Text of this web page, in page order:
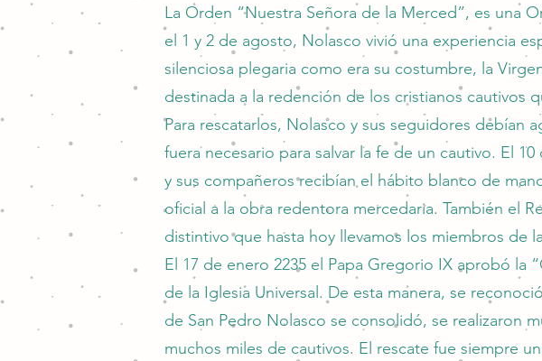
La Orden “Nuestra Señora de la Merced”, es una
el 1 y 2 de agosto, Nolasco vivió una experiencia
silenciosa plegaria como era su costumbre, la
destinada a la redención de los cristianos cautivos
Para rescatarlos, Nolasco y sus seguidores debían
fuera necesario para salvar la fe de un cautivo. El
y sus compañeros recibían el hábito blanco de
oficial a la obra redentora mercedaria. También el
distintivo que hasta hoy llevamos los miembros de
El 17 de enero 2235 el Papa Gregorio IX aprobó la
de la Iglesia Universal. De esta manera, se
de San Pedro Nolasco se consolidó, se realizaron
muchos miles de cautivos. El rescate fue siempre